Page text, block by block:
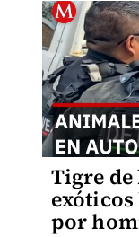
Tigre
por